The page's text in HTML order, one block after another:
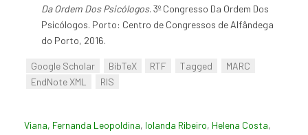
Da Ordem Dos Psicólogos. 3º Congresso Da Ordem Dos
Psicólogos. Porto: Centro de Congressos de Alfândega
do Porto, 2016.
Google Scholar BibTeX RTF Tagged
MARC
EndNote XML
RIS
Viana, Fernanda Leopoldina, Iolanda Ribeiro, Helena Costa,